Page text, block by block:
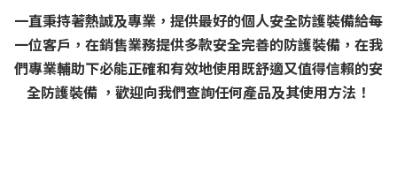
一直秉持著熱誠及專業，提供最好的個人安全防護裝備給每
一位客戶，在銷售業務提供多款安全完善的防護裝備，在我
們專業輔助下必能正確和有效地使用既舒適又值得信賴的安
全防護裝備 ，歡迎向我們查詢任何產品及其使用方法！